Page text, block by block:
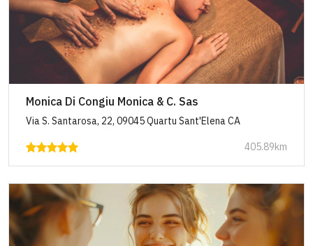
Monica Di Congiu Monica & C. Sas
Via S. Santarosa, 22, 09045 Quartu Sant'Elena CA
405.89km